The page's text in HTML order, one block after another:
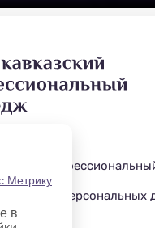
персональных
в